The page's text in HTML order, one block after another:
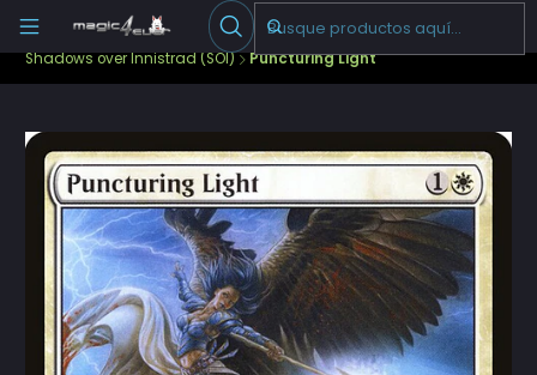
Escribenos
Cartas Sueltas Magic Pioneer
Shadows over Innistrad (SOI) Puncturing Light